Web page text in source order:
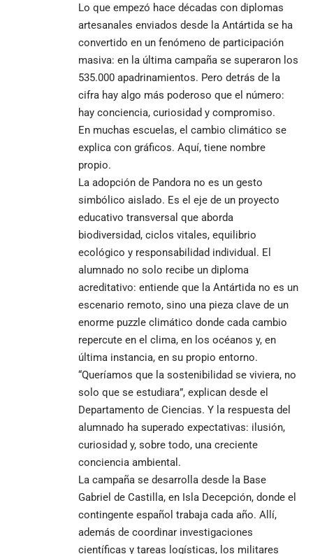
Lo que empezó hace décadas con diplomas
artesanales enviados desde la Antártida se ha
convertido en un fenómeno de participación
masiva: en la última campaña se superaron los
535.000 apadrinamientos. Pero detrás de la
cifra hay algo más poderoso que el número:
hay conciencia, curiosidad y compromiso.
En muchas escuelas, el cambio climático se
explica con gráficos. Aquí, tiene nombre
propio.
La adopción de Pandora no es un gesto
simbólico aislado. Es el eje de un proyecto
educativo transversal que aborda
biodiversidad, ciclos vitales, equilibrio
ecológico y responsabilidad individual. El
alumnado no solo recibe un diploma
acreditativo: entiende que la Antártida no es un
escenario remoto, sino una pieza clave de un
enorme puzzle climático donde cada cambio
repercute en el clima, en los océanos y, en
última instancia, en su propio entorno.
“Queríamos que la sostenibilidad se viviera, no
solo que se estudiara”, explican desde el
Departamento de Ciencias. Y la respuesta del
alumnado ha superado expectativas: ilusión,
curiosidad y, sobre todo, una creciente
conciencia ambiental.
La campaña se desarrolla desde la Base
Gabriel de Castilla, en Isla Decepción, donde el
contingente español trabaja cada año. Allí,
además de coordinar investigaciones
científicas y tareas logísticas, los militares